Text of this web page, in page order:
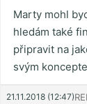
Marty mohl
hledám také
připravit na
svým
21.11.2018 (12:47)